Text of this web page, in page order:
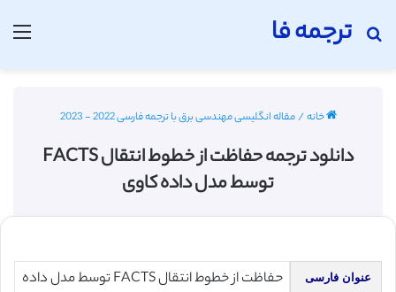
ترجمه فا
جستجو برای
خانه/مقاله انگلیسی مهندسی برق با ترجمه فارسی 2022 - 2023
دانلود ترجمه حفاظت از خطوط انتقال FACTS
توسط مدل داده کاوی
عنوان فارسی
حفاظت از خطوط انتقال FACTS توسط مدل داده